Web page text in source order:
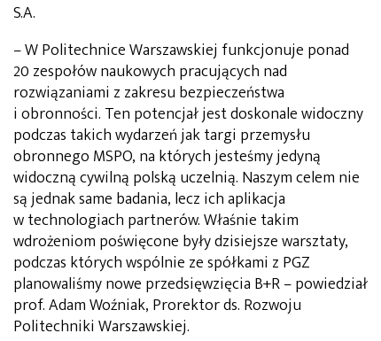
S.A.
– W Politechnice Warszawskiej funkcjonuje ponad
20 zespołów naukowych pracujących nad
rozwiązaniami z zakresu bezpieczeństwa
i obronności. Ten potencjał jest doskonale widoczny
podczas takich wydarzeń jak targi przemysłu
obronnego MSPO, na których jesteśmy jedyną
widoczną cywilną polską uczelnią. Naszym celem nie
są jednak same badania, lecz ich aplikacja
w technologiach partnerów. Właśnie takim
wdrożeniom poświęcone były dzisiejsze warsztaty,
podczas których wspólnie ze spółkami z PGZ
planowaliśmy nowe przedsięwzięcia B+R – powiedział
prof. Adam Woźniak, Prorektor ds. Rozwoju
Politechniki Warszawskiej.